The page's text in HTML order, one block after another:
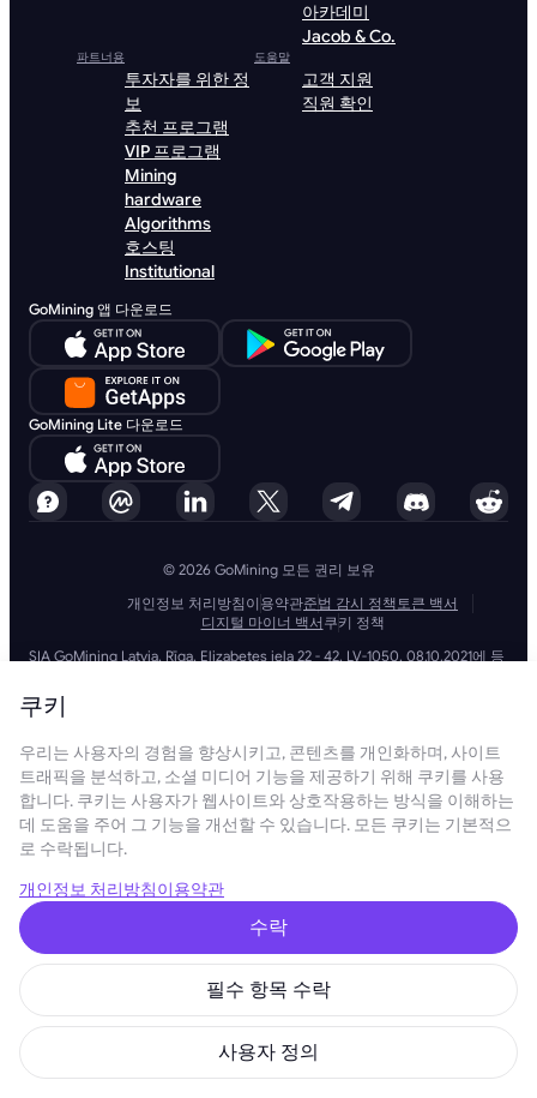
아카데미
Jacob & Co.
파트너용
투자자를 위한 정
보
추천 프로그램
VIP 프로그램
Mining
hardware
Algorithms
호스팅
Institutional
도움말
고객 지원
직원 확인
GoMining 앱 다운로드
GoMining Lite 다운로드
© 2026 GoMining 모든 권리 보유
개인정보 처리방침 이용약관준법 감시 정책토큰 백서
디지털 마이너 백서 쿠키 정책
SIA GoMining Latvia, Rīga, Elizabetes iela 22 - 42, LV-1050, 08.10.2021에 등
GoMining (BVI) Limited, Trinity Chambers, PO Box 4301, Road Town,
Tortola, British Virgin Islands, BVI company number: 2110978
Islands VG 1110
GoMining (British Virgin Islands) Limited, SIA GoMining Latvia 및 BMINE
BVI LIMITED는 모든 해당 법률 및 규정을 완전히 준수하며 자금 세탁, 테러 자
금 조달 및 확산 금융 방지에 전념합니다. 당사는 모든 관련 자금 세탁 방지
및 테러 자금 조달 의무뿐만 아니라 확산 금융 방지 조치를 엄격하게 준수하
여 운영 및 서비스의 무결성과 보안을 유지하는 최고 수준의 표준을 준수합
GoMining (Cyprus) Limited, a company, incorporated, organized and
existing under the laws of Cyprus with registration number HE 450955,
having its registered address at 28 Oktovriou, 339, TRILOGY EAST
TOWER, 3rd floor, Flat/Office 305, 3106, Limassol, Cyprus.
본 웹사이트에 제공된 콘텐츠는 투자 제안 또는 권장 사항이 아닙니다. 여기
에 제시된 데이터에는 대략적인 수치가 포함될 수 있으며 투자 결정의 근거
로 사용되어서는 안 됩니다. 이와 관련하여 당사 서비스를 이용하기 전에 당
사 제품 및 서비스와 관련된 위험을 독립적으로 평가하는 것이 좋습니다. 본
웹사이트 및 당사 서비스에 접속하고 이용함으로써 귀하는 당사의 이용약관
및 개인정보 처리방침을 준수하는 데 동의하는 것입니다. 궁금한 점이 있으
시면 언제든지 문의해 주세요.
쿠키
우리는 사용자의 경험을 향상시키고, 콘텐츠를 개인화하며, 사이트
트래픽을 분석하고, 소셜 미디어 기능을 제공하기 위해 쿠키를 사용
합니다. 쿠키는 사용자가 웹사이트와 상호작용하는 방식을 이해하는
데 도움을 주어 그 기능을 개선할 수 있습니다. 모든 쿠키는 기본적으
로 수락됩니다.
개인정보 처리방침이용약관
수락
필수 항목 수락
사용자 정의